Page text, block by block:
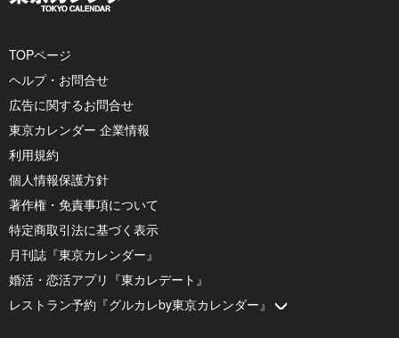
TOPページ
ヘルプ・お問合せ
広告に関するお問合せ
東京カレンダー 企業情報
利用規約
個人情報保護方針
著作権・免責事項について
特定商取引法に基づく表示
月刊誌『東京カレンダー』
婚活・恋活アプリ『東カレデート』
レストラン予約『グルカレby東京カレンダー』